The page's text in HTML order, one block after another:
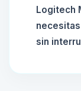
Logitech
sin